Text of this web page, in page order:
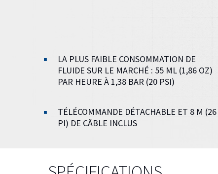
LA PLUS FAIBLE CONSOMMATION DE
FLUIDE SUR LE MARCHÉ : 55 ML (1,86 OZ)
PAR HEURE À 1,38 BAR (20 PSI)
TÉLÉCOMMANDE DÉTACHABLE ET 8 M (26
PI) DE CÂBLE INCLUS